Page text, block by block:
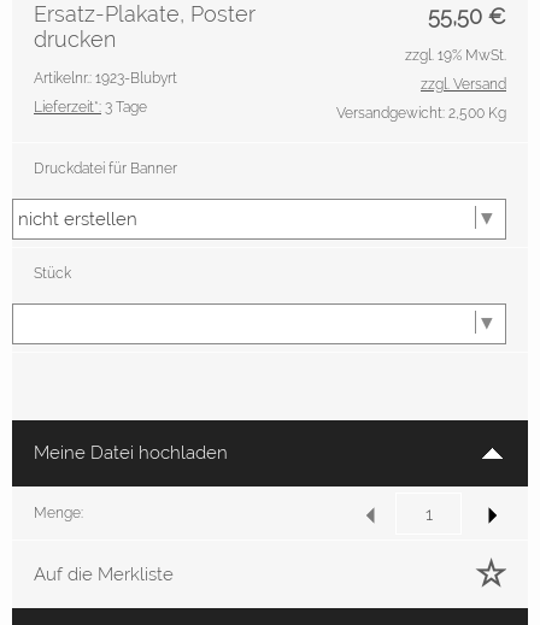
55,50 €
Ersatz-Plakate, Poster
drucken
Artikelnr.: 1923-Blubyrt
Lieferzeit*: 3 Tage
zzgl. 19% MwSt.
zzgl. Versand
Versandgewicht: 2,500 Kg
Druckdatei für Banner
Stück
Meine Datei hochladen
Menge:
Auf die Merkliste